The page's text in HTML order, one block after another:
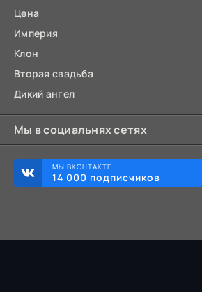
Цена
Империя
Клон
Вторая свадьба
Дикий ангел
Мы в социальнях сетях
МЫ ВКОНТАКТЕ
14 000 подписчиков